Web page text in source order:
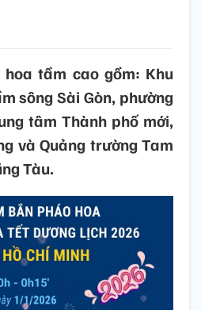
tầm cao gồm: Khu
sông Sài Gòn, phường
tâm Thành phố mới,
và Quảng trường Tam
Tàu.